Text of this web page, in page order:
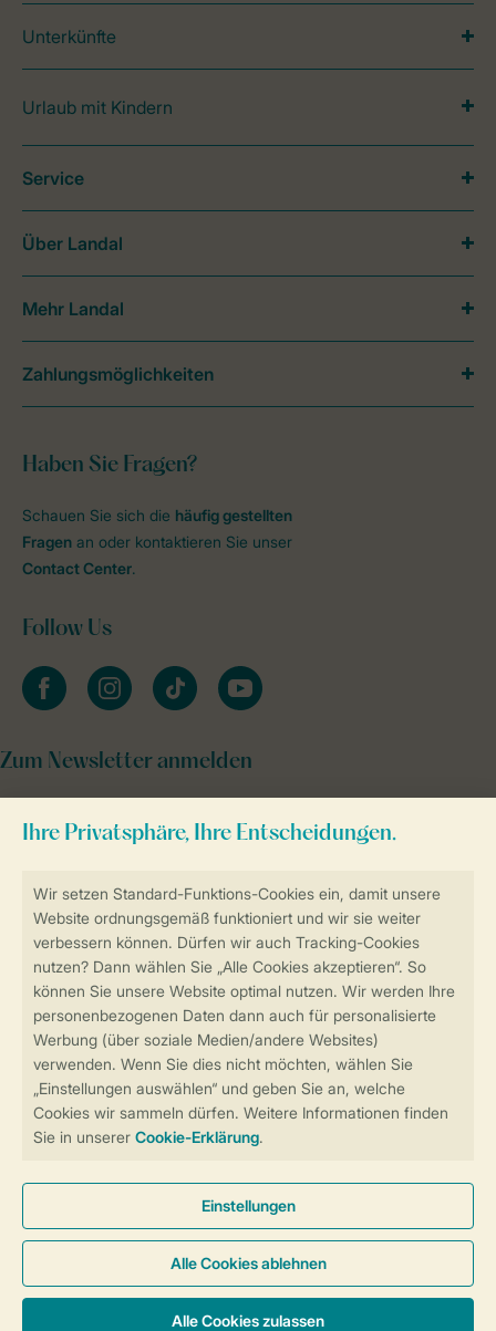
Sicherstellung Deiner Privatsphäre
Sicher und schnell zur Online-Buchung
Sichere Datenübertragung
Sicheres Bezahlen
Unterkünfte
Urlaub mit Kindern
Haben Sie Fragen?
Schauen Sie sich die häufig gestellten
Fragen an oder kontaktieren Sie unser
Contact Center.
Follow Us
facebookinstagramtiktok youtube
Zum Newsletter anmelden
Service
Über Landal
Mehr Landal
Zahlungsmöglichkeiten
Cookies und Banner
Barrierefreiheit
© 2026 Landal GreenParks GmbH